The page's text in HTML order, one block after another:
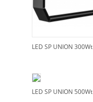
LED SP UNION 300Wt
LED SP UNION 500Wt